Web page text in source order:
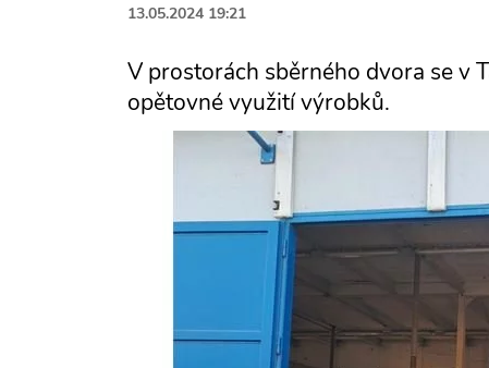
13.05.2024 19:21
V prostorách sběrného dvora se v
opětovné využití výrobků.